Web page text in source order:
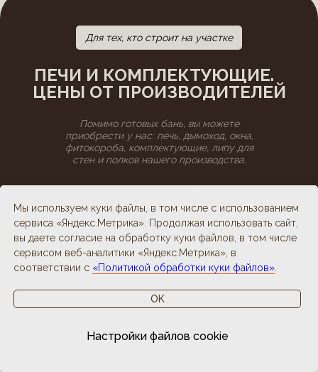
ПЕЧИ И КОМПЛЕКТУЮЩИЕ.
ЦЕНЫ ОТ ПРОИЗВОДИТЕЛЕЙ
Для наших заказчиков — бесплатная
дистанционный технадзор и поставка
материалов под проект.
Помимо готовых бань, вы можете
приобрести у нас: печь, дымоход, окна,
фитокороба, комплектующие, липу для
стен и полков нашего производства.
Для тех, кто строит на участке
Мы используем куки файлы, в том числе с использованием
сервиса «Яндекс.Метрика». Продолжая использовать сайт,
вы даете согласие на обработку куки файлов, в том числе
сервисом веб-аналитики «Яндекс.Метрика», в
соответствии с «Политикой обработки куки файлов».
OK
Настройки файлов cookie